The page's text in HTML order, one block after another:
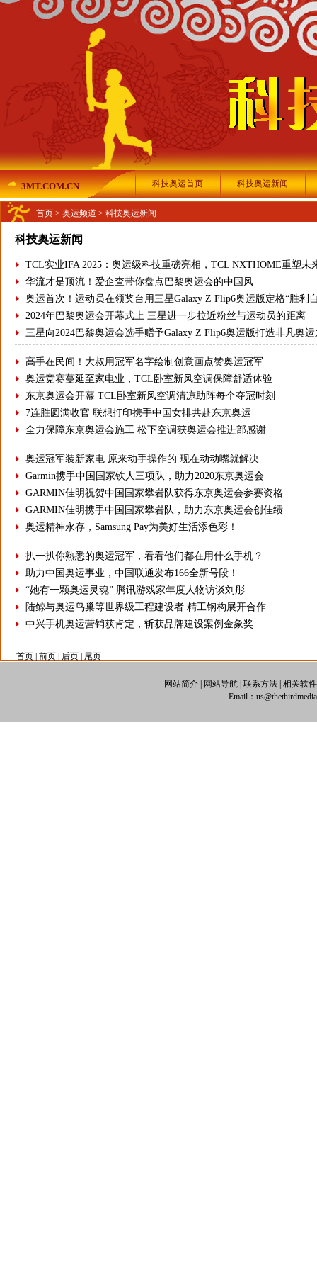
3MT.COM.CN 科技奥运首页 科技奥运新闻
首页 > 奥运频道 > 科技奥运新闻
科技奥运新闻
TCL实业IFA 2025：奥运级科技重磅亮相，TCL NXTHOME重塑未
华流才是顶流！爱企查带你盘点巴黎奥运会的中国风
奥运首次！运动员在领奖台用三星Galaxy Z Flip6奥运版定格“胜利
2024年巴黎奥运会开幕式上 三星进一步拉近粉丝与运动员的距离
三星向2024巴黎奥运会选手赠予Galaxy Z Flip6奥运版打造非凡奥
高手在民间！大叔用冠军名字绘制创意画点赞奥运冠军
奥运竞赛蔓延至家电业，TCL卧室新风空调保障舒适体验
东京奥运会开幕 TCL卧室新风空调清凉助阵每个夺冠时刻
7连胜圆满收官 联想打印携手中国女排共赴东京奥运
全力保障东京奥运会施工 松下空调获奥运会推进部感谢
奥运冠军装新家电 原来动手操作的 现在动动嘴就解决
Garmin携手中国国家铁人三项队，助力2020东京奥运会
GARMIN佳明祝贺中国国家攀岩队获得东京奥运会参赛资格
GARMIN佳明携手中国国家攀岩队，助力东京奥运会创佳绩
奥运精神永存，Samsung Pay为美好生活添色彩！
扒一扒你熟悉的奥运冠军，看看他们都在用什么手机？
助力中国奥运事业，中国联通发布166全新号段！
“她有一颗奥运灵魂” 腾讯游戏家年度人物访谈刘彤
陆鲸与奥运鸟巢等世界级工程建设者 精工钢构展开合作
中兴手机奥运营销获肯定，斩获品牌建设案例金象奖
首页 前页 后页 尾页
网站简介 网站导航 联系方法 相关软件
Email：